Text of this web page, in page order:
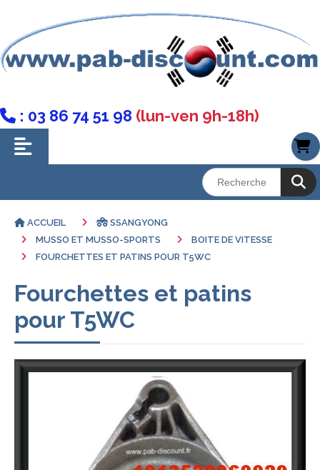
 : 03 86 74 51 98 (lun-ven 9h-18h)
ACCUEIL
SSANGYONG
MUSSO ET MUSSO-SPORTS
BOITE DE VITESSE
FOURCHETTES ET PATINS POUR T5WC
Fourchettes et patins
pour T5WC